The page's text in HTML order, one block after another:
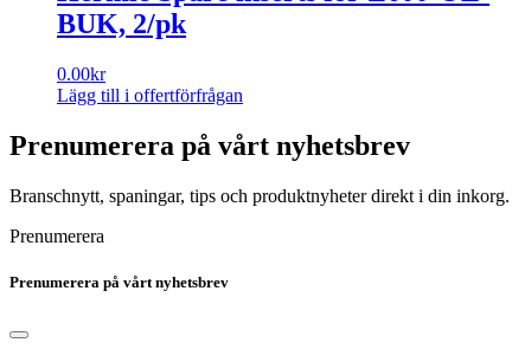
BUK, 2/pk
0.00kr
Lägg till i offertförfrågan
Prenumerera på vårt nyhetsbrev
Branschnytt, spaningar, tips och produktnyheter direkt i din inkorg.
Prenumerera
Prenumerera på vårt nyhetsbrev